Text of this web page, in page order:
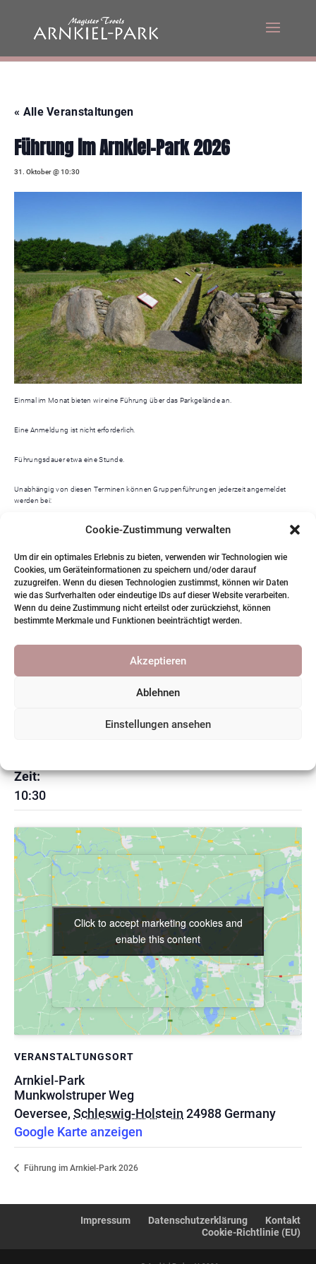
Cookie-Zustimmung verwalten
Um dir ein optimales Erlebnis zu bieten, verwenden wir Technologien wie
Cookies, um Geräteinformationen zu speichern und/oder darauf
zuzugreifen. Wenn du diesen Technologien zustimmst, können wir Daten
wie das Surfverhalten oder eindeutige IDs auf dieser Website verarbeiten.
Wenn du deine Zustimmung nicht erteilst oder zurückziehst, können
bestimmte Merkmale und Funktionen beeinträchtigt werden.
Akzeptieren
Ablehnen
Einstellungen ansehen
« Alle Veranstaltungen
Führung im Arnkiel-Park 2026
31. Oktober @ 10:30
Einmal im Monat bieten wir eine Führung über das Parkgelände an.
Eine Anmeldung ist nicht erforderlich.
Führungsdauer etwa eine Stunde.
Unabhängig von diesen Terminen können Gruppenführungen jederzeit angemeldet
werden bei:
Dr. Bernd Zich 0173 – 9675454
Katja Ketelsen 04602 – 957857
Heinrich Forsmann 0461 – 979026
Zeit:
10:30
VERANSTALTUNGSORT
Arnkiel-Park
Munkwolstruper Weg
Oeversee, Schleswig-Holstein 24988 Germany
Google Karte anzeigen
Click to accept marketing cookies and
enable this content
Click to accept marketing cookies and
enable this content
Führung im Arnkiel-Park 2026
Impressum Datenschutzerklärung
Kontakt
Cookie-Richtlinie (EU)